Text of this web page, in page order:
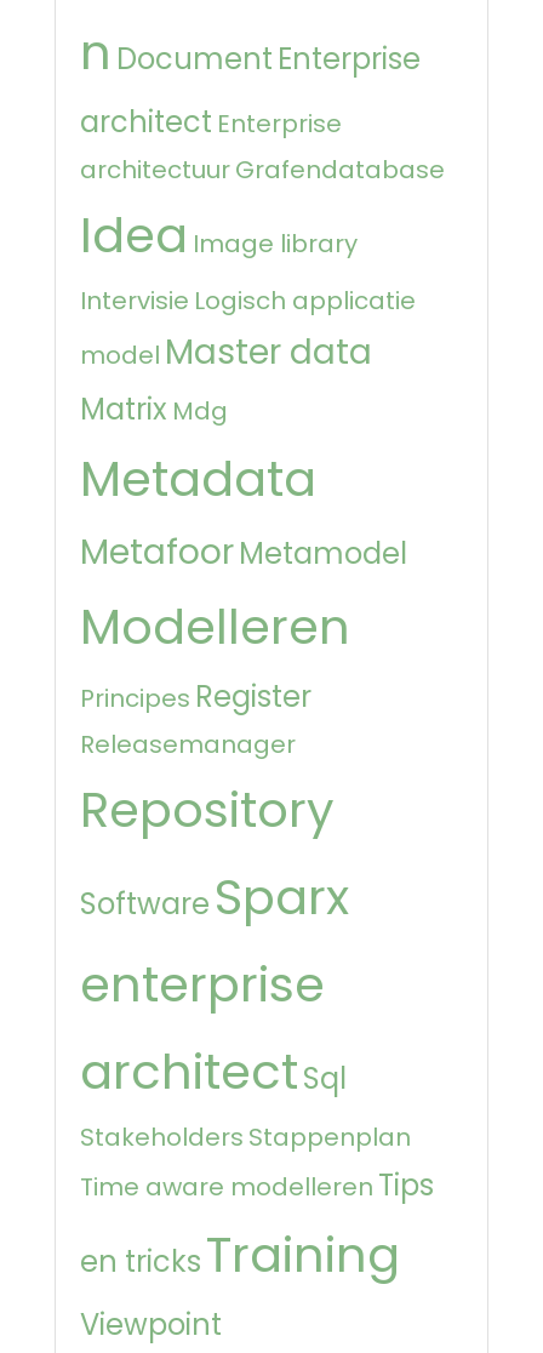
n Document Enterprise
architect Enterprise
architectuurGrafendatabase
Idea Image library
Intervisie Logisch applicatie
model Master data
Matrix Mdg
Metadata
MetafoorMetamodel
Modelleren
Principes Register
Releasemanager
Repository
Software Sparx
enterprise
architectSql
Stakeholders Stappenplan
Time aware modelleren Tips
en tricksTraining
Viewpoint